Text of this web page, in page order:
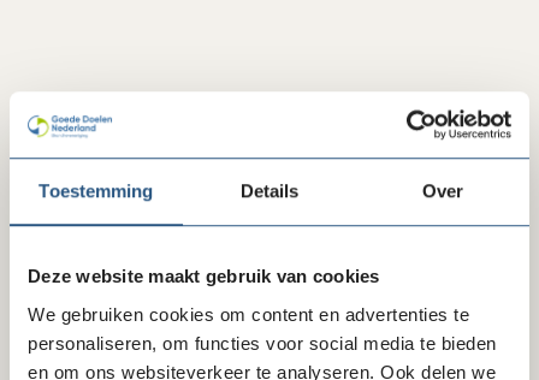
Toestemming Details Over
Deze website maakt gebruik van cookies
We gebruiken cookies om content en advertenties te
personaliseren, om functies voor social media te bieden
en om ons websiteverkeer te analyseren. Ook delen we
Contactpersoon
Bas van Pelt